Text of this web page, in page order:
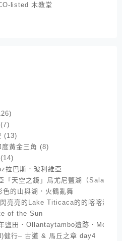
listed 木教堂
(13)
度黃金三角 (8)
拉巴斯．玻利維亞
「天空之鏡」烏尤尼鹽湖（Salar de
的山與湖．火鶴亂舞
亮亮的Lake Titicaca的的喀喀湖
of the Sun
鹽田．Ollantaytambo遺跡．Moray
健行– 古道 & 馬丘之章 day4